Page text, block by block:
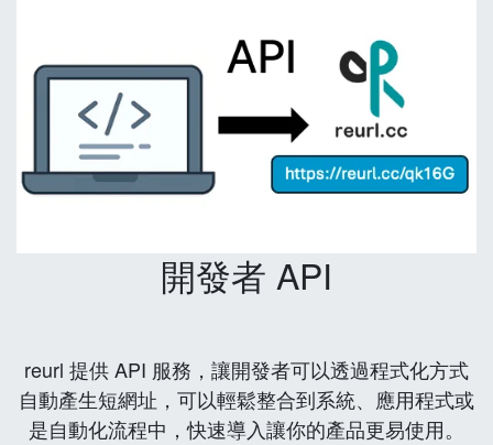
開發者 API
reurl 提供 API 服務，讓開發者可以透過程式化方式
自動產生短網址，可以輕鬆整合到系統、應用程式或
是自動化流程中，快速導入讓你的產品更易使用。